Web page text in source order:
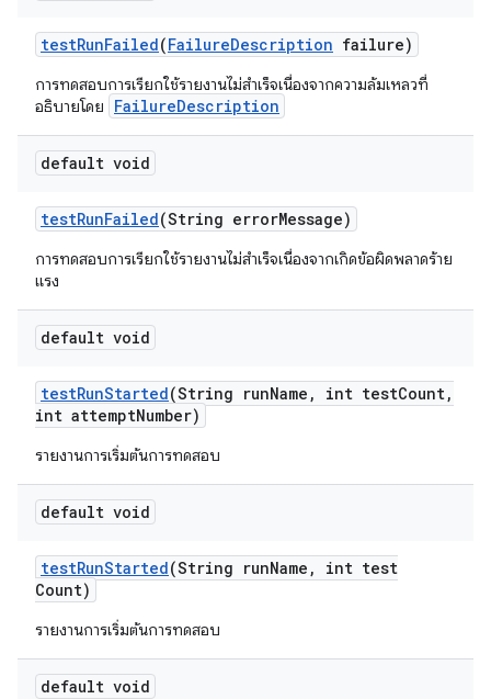
testRunFailed(FailureDescription failure)
การทดสอบการเรียกใช้รายงานไม่สำเร็จเนื่องจากความล้มเหลวที่
อธิบายโดย
FailureDescription
default void
testRunFailed(String errorMessage)
การทดสอบการเรียกใช้รายงานไม่สำเร็จเนื่องจากเกิดข้อผิดพลาดร้าย
แรง
default void
testRunStarted(String runName , int testCount,
int attemptNumber)
รายงานการเริ่มต้นการทดสอบ
default void
testRunStarted(String runName ,
int test
Count)
รายงานการเริ่มต้นการทดสอบ
default void